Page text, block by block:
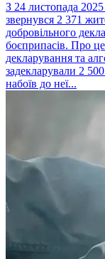
З 24 листопада 2025
звернувся 2 371
добровільного
боєприпасів. Про
декларування та
задекларували 2
набоїв до неї...